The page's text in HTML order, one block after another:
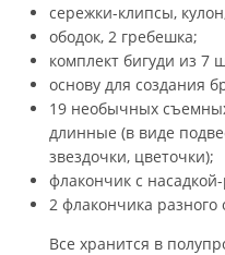
сережки-клипсы,
ободок, 2 гребешка;
комплект бигуди из 7
основу для создания
19 необычных
длинные (в виде
звездочки, цветочки);
флакончик с
2 флакончика
Все хранится в